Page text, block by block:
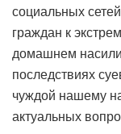
социальных
граждан к
домашнем
последствиях
чуждой нашему
актуальных